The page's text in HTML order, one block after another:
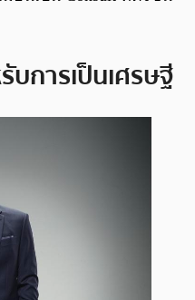
การเป็นเศรษฐี